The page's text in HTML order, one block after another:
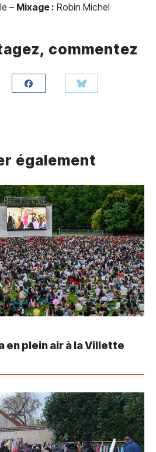
– Mixage : Robin Michel
commentez
également
en plein air à la Villette